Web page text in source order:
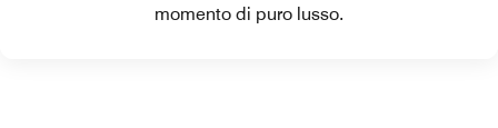
momento di puro lusso.